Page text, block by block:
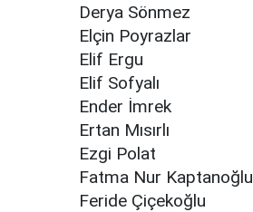
Derya Sönmez
Elçin Poyrazlar
Elif Ergu
Elif Sofyalı
Ender İmrek
Ertan Mısırlı
Ezgi Polat
Fatma Nur Kaptanoğlu
Feride Çiçekoğlu